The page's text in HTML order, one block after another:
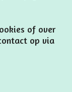
of over
op via